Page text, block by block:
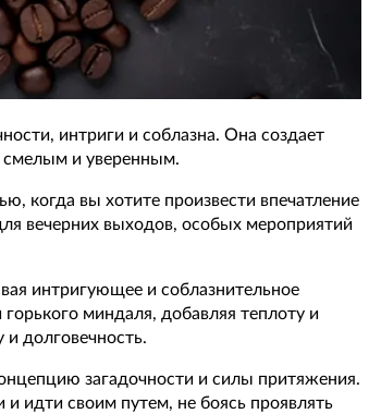
интриги и соблазна. Она создает
смелым и уверенным.
когда вы хотите произвести впечатление
вечерних выходов, особых мероприятий
интригующее и соблазнительное
миндаля, добавляя теплоту и
и долговечность.
загадочности и силы притяжения.
идти своим путем, не боясь проявлять